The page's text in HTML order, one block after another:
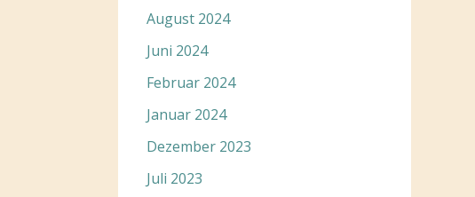
August 2024
Juni 2024
Februar 2024
Januar 2024
Dezember 2023
Juli 2023